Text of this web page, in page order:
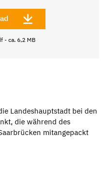
- ca. 6,2 MB
Landeshauptstadt bei den
die während des
mitangepackt